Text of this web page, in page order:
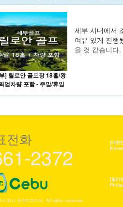
] 릴로안 골프장 18홀/왕
업차량 포함 - 주말/휴일
세부 시내에서
여유 있게 진행
을 것 같습니다.
전화
2372
식회사 투엔티파이브, All rights reserved
[대한
Korea
[필리